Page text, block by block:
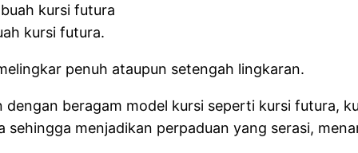
kursi futura
kursi futura.
penuh ataupun setengah lingkaran.
beragam model kursi seperti kursi futura,
menjadikan perpaduan yang serasi,